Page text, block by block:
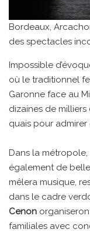
Bordeaux,
des spectacles
Impossible
où le traditionnel
Garonne face au
dizaines de
quais pour
Dans la
également de
mêlera musique,
dans le cadre
Cenon
familiales avec